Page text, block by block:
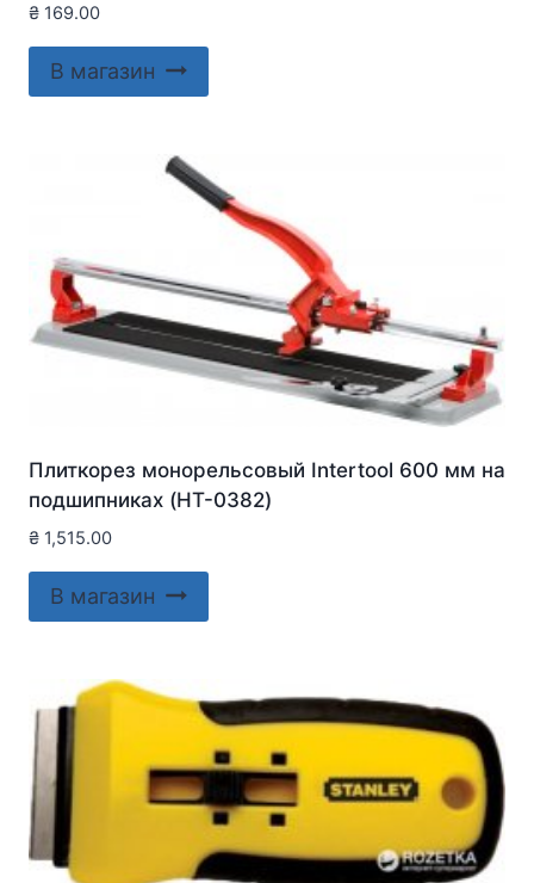
₴ 169.00
В магазин
Плиткорез монорельсовый Intertool 600 мм на
подшипниках (HT-0382)
₴ 1,515.00
В магазин